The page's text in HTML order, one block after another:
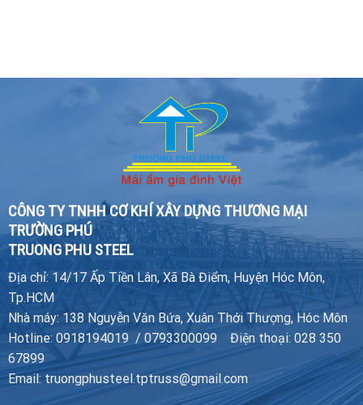
CÔNG TY TNHH CƠ KHÍ XÂY DỰNG THƯƠNG MẠI
TRƯỜNG PHÚ
TRUONG PHU STEEL
Địa chỉ: 14/17 Ấp Tiền Lân, Xã Bà Điểm, Huyện Hóc Môn,
Tp.HCM
Nhà máy: 138 Nguyễn Văn Bứa, Xuân Thới Thượng, Hóc Môn
Hotline: 0918194019 / 0793300099 Điện thoại: 028 350
67899
Email: truongphusteel.tptruss@gmail.com